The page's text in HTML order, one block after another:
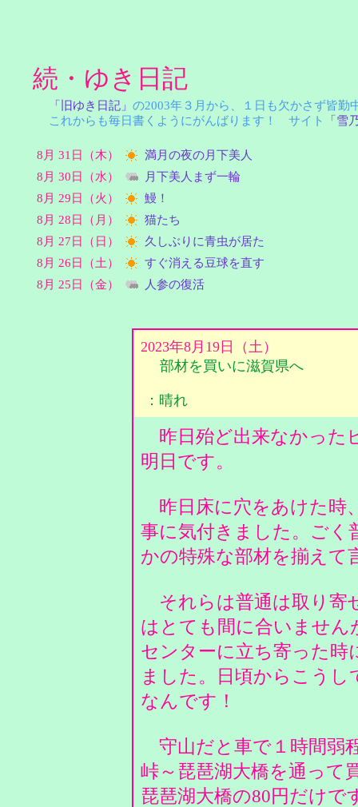
続・ゆき日記
「旧ゆき日記」 の2003年３月から、１日も欠かさず皆
これからも毎日書くようにがんばります！ サイト
「雪
8月 31日（木）
満月の夜の月下美人
8月 30日（水）
月下美人まず一輪
8月 29日（火）
鰻！
8月 28日（月）
猫たち
8月 27日（日）
久しぶりに青虫が居た
8月 26日（土）
すぐ消える豆球を直す
8月 25日（金）
人参の復活
2023年8月19日（土）
部材を買いに滋賀県へ
：晴れ
昨日殆ど出来なかった
明日です。
昨日床に穴をあけた時
事に気付きました。ごく
かの特殊な部材を揃え
それらは普通は取り寄
はとても間に合いません
センターに立ち寄った時
ました。日頃からこう
なんです！
守山だと車で１時間弱
峠～琵琶湖大橋を通って
琵琶湖大橋の80円だけで